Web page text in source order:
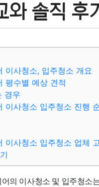
와 솔직 후
이사청소, 입주청소 개요
평수별 예상 견적
경우
이사청소 입주청소 진행
이사청소 입주청소 업체
의 이사청소 및 입주청소